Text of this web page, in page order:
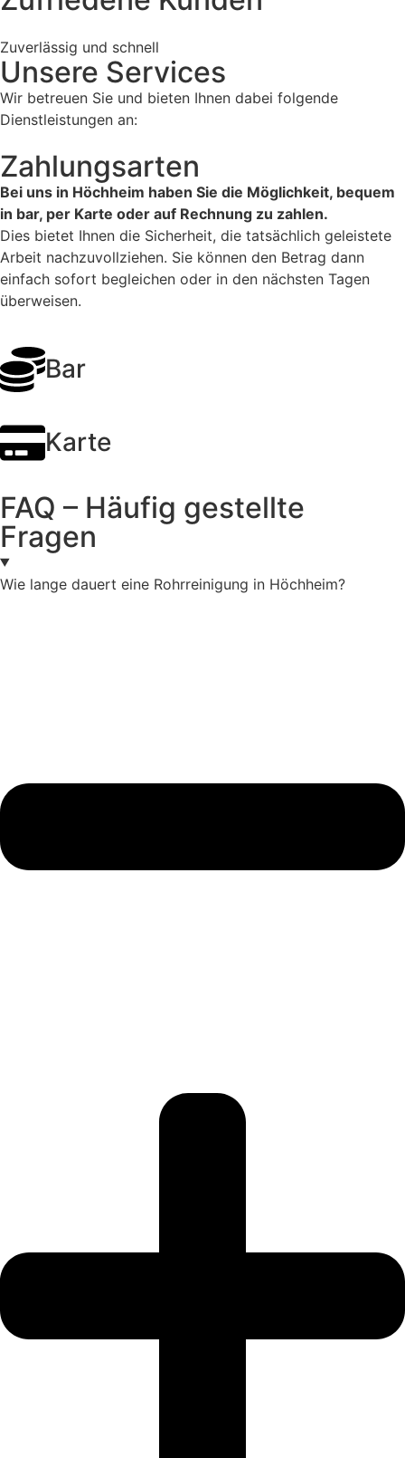
Zuverlässig und schnell
Unsere Services
Wir betreuen Sie und bieten Ihnen dabei folgende
Dienstleistungen an:
Zahlungsarten
Bei uns in Höchheim haben Sie die Möglichkeit, bequem
in bar, per Karte oder auf Rechnung zu zahlen.
Dies bietet Ihnen die Sicherheit, die tatsächlich geleistete
Arbeit nachzuvollziehen. Sie können den Betrag dann
einfach sofort begleichen oder in den nächsten Tagen
überweisen.
Bar
Karte
FAQ – Häufig gestellte
Fragen
Wie lange dauert eine Rohrreinigung in Höchheim?